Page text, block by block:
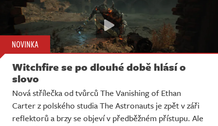
NOVINKA
Witchfire se po dlouhé době hlásí o
slovo
Nová střílečka od tvůrců The Vanishing of Ethan
Carter z polského studia The Astronauts je zpět v záři
reflektorů a brzy se objeví v předběžném přístupu. Ale